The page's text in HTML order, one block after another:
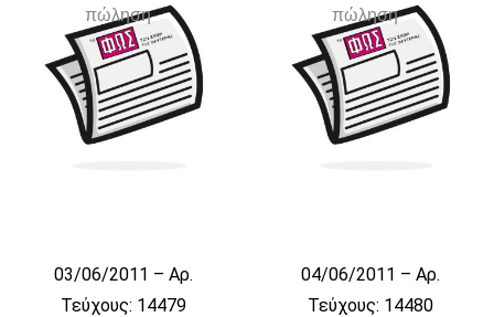
πώληση
03/06/2011 – Αρ.
Τεύχους: 14479
πώληση
04/06/2011 – Αρ.
Τεύχους: 14480